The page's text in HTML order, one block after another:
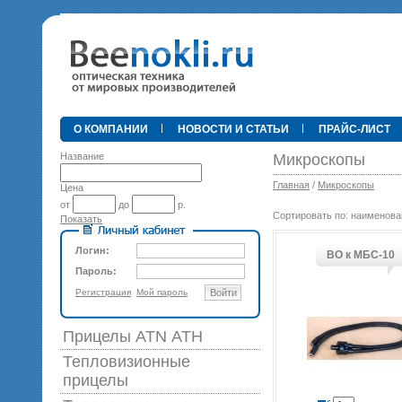
•
89
О КОМПАНИИ НОВОСТИ И СТАТЬИ ПРАЙС-ЛИСТ
Название
Цена
от
до
р.
Показать
Логин:
Пароль:
Регистрация Мой пароль Войти
Прицелы ATN АТН
Тепловизионные
прицелы
Микроскопы
Главная / Микроскопы
Сортировать по:
ВО к МБС-10